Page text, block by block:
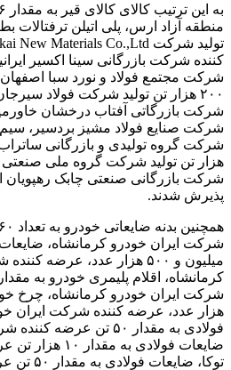
به این ترتیب کالای کالای قیر به مقدار ۱۲۶ هزار تن شرکت
منطقه آزاد ارس، پلی اتیلن ترفتالات
کننده شرکت بازرگانی سینا اکسیر
شرکت مجتمع فولاد و نورد سبا
۲۰۰ هزار تن تولید شرکت فولاد
شرکت بازرگاتی آفتاب درخشان
شرکت صنایع فولاد مشیز بردسیر،
هزار تن تولید شرکت گروه ملی صنعتی
شرکت بازرگانی صنعتی چابک رهپویان
پذیرش شدند.
میلیون و ۵۰۰ هزار عدد، عرضه
هزار عدد، عرضه کننده شرکت ایران
فولادی به مقدار ۵۰ تن
ضایعات فولادی به مقدار ۱۰ هزار تن عرضه کننده شرکت بازرگانی
توکا
، ضایعات